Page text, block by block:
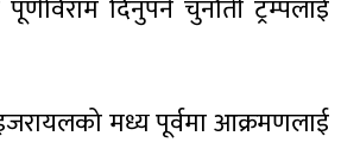
दिनुपर्ने चुनौती ट्रम्पलाई
मध्य पूर्वमा आक्रमणलाई